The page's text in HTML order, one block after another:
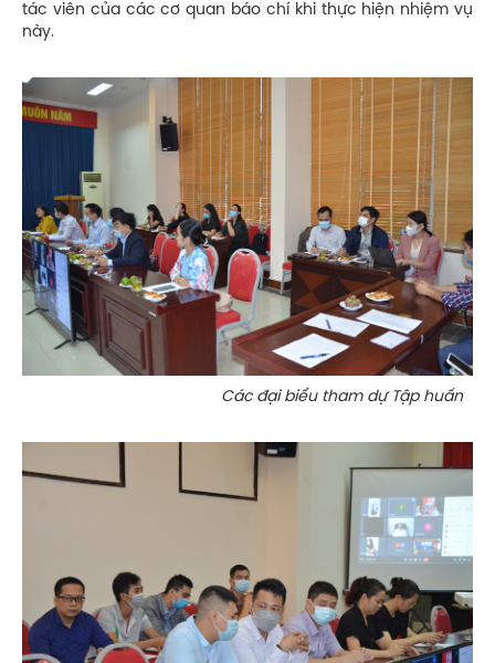
tác viên của các cơ quan báo chí khi thực hiện nhiệm vụ
này.
Các đại biểu tham dự Tập huấn